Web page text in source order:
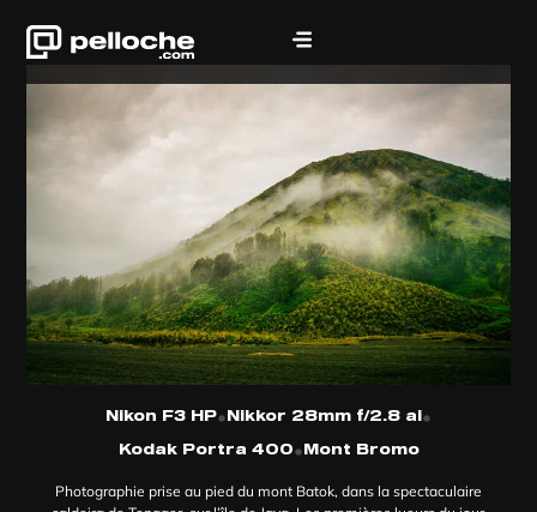
Nikon F3 HP•Nikkor 28mm f/2.8 ai•
Kodak Portra 400•Mont Bromo
Photographie prise au pied du mont Batok, dans la spectaculaire